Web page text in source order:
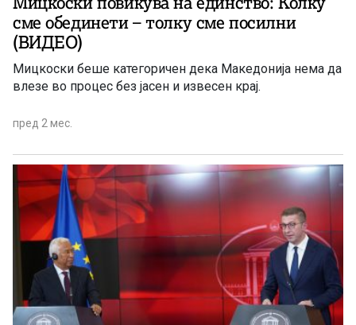
сме обединети – толку сме посилни
(ВИДЕО)
Мицкоски беше категоричен дека Македонија нема да
влезе во процес без јасен и извесен крај.
пред 2 мес.